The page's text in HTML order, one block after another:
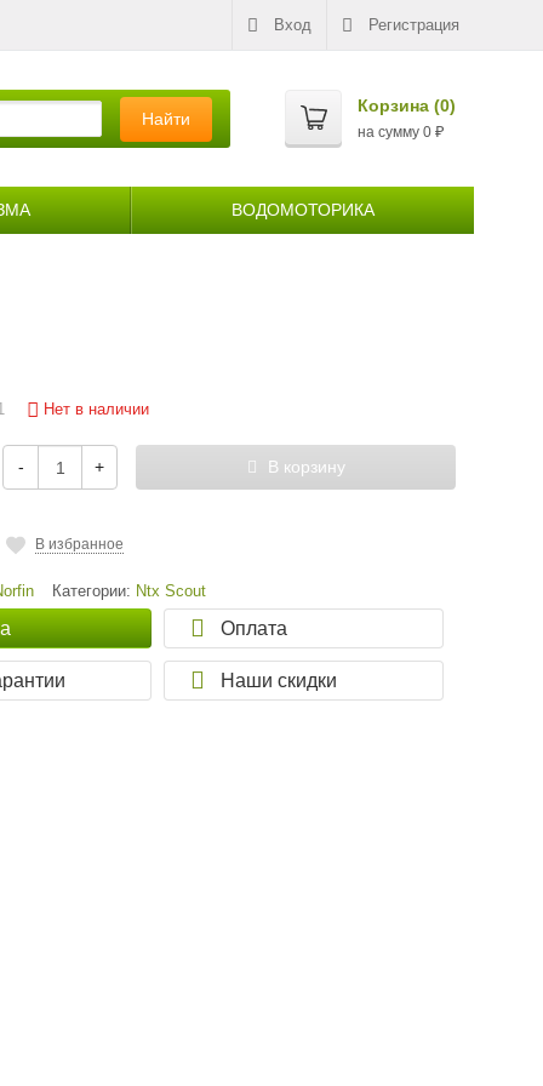
Вход Регистрация
Найти
Корзина (0)
на сумму 0 ₽
ВОДОМОТОРИКА
Нет в наличии
- + В корзину
В избранное
Категории: Ntx Scout
Оплата
Наши скидки